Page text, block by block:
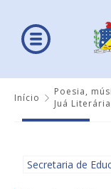
Início
Poesia,
Juá
Secretaria de